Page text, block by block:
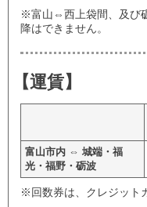
※富山⇔西上袋間、及び
降はできません。
【運賃】
富山市内 ⇔ 城端・福
光・福野・砺波
※回数券は、クレジット